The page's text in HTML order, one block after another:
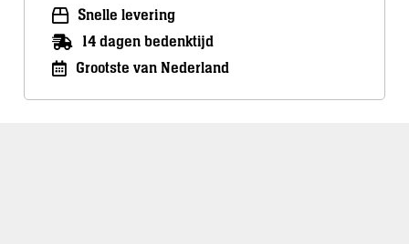
Snelle levering
14 dagen bedenktijd
Grootste van Nederland